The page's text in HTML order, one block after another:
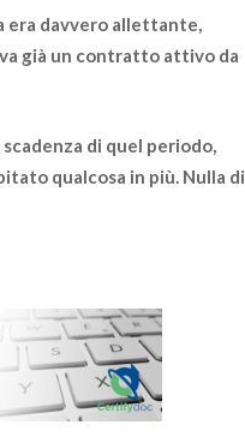
era davvero allettante,
già un contratto attivo da
di quel periodo,
qualcosa in più . Nulla di